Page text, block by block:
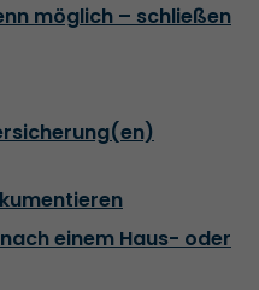
möglich – schließen
einem Haus- oder